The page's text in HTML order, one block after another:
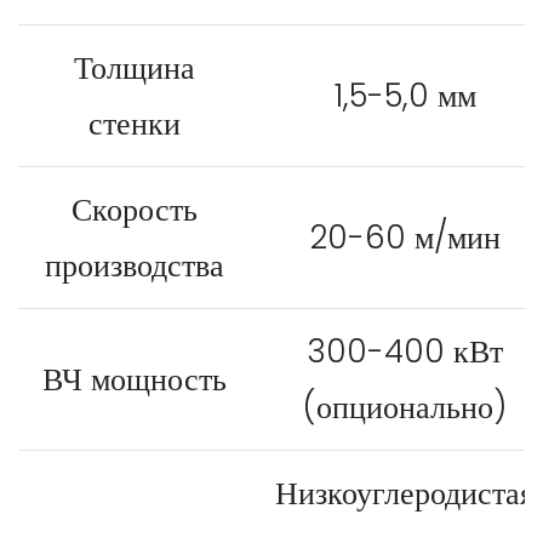
Толщина
стенки
1,5-5,0 мм
Скорость
производства
20-60 м/мин
ВЧ мощность
300-400 кВт
(опционально)
Низкоуглеродистая